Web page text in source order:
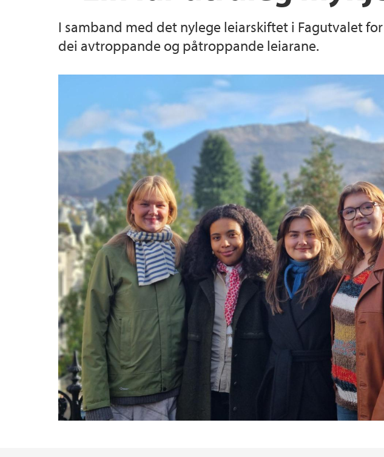
Fagutvalget for kjønnsstudier
Publikasjonar
I samband med det nylege leiarskiftet i Fagutvalet
dei avtroppande og påtroppande leiarane.